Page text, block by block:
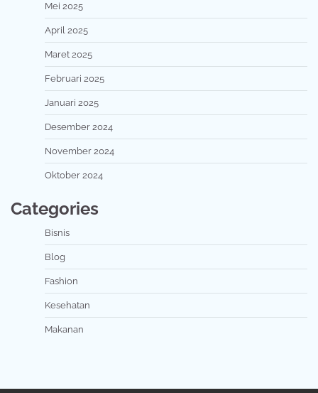
Mei 2025
April 2025
Maret 2025
Februari 2025
Januari 2025
Desember 2024
November 2024
Oktober 2024
Categories
Bisnis
Blog
Fashion
Kesehatan
Makanan